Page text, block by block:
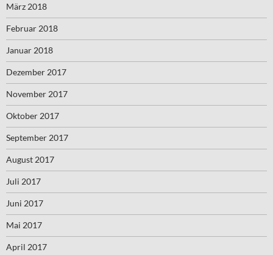
März 2018
Februar 2018
Januar 2018
Dezember 2017
November 2017
Oktober 2017
September 2017
August 2017
Juli 2017
Juni 2017
Mai 2017
April 2017